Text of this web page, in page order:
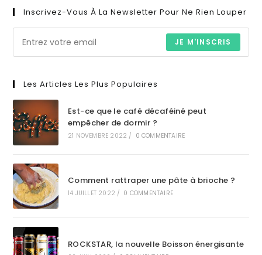
Inscrivez-Vous À La Newsletter Pour Ne Rien Louper
JE M'INSCRIS
Les Articles Les Plus Populaires
Est-ce que le café décaféiné peut
empêcher de dormir ?
21 NOVEMBRE 2022 / 0 COMMENTAIRE
Comment rattraper une pâte à brioche ?
14 JUILLET 2022 / 0 COMMENTAIRE
ROCKSTAR, la nouvelle Boisson énergisante